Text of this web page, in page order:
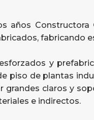
años
fabricando
y
piso de plantas
grandes claros y
e indirectos.